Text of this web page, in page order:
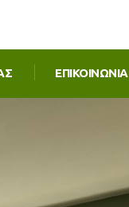
ΕΠΙΚΟΙΝΩΝΙΑ